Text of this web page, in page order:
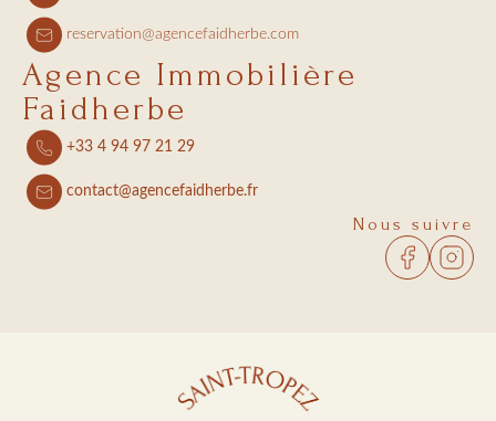
reservation@agencefaidherbe.com
Agence Immobilière
Faidherbe
+33 4 94 97 21 29
contact@agencefaidherbe.fr
Nous suivre